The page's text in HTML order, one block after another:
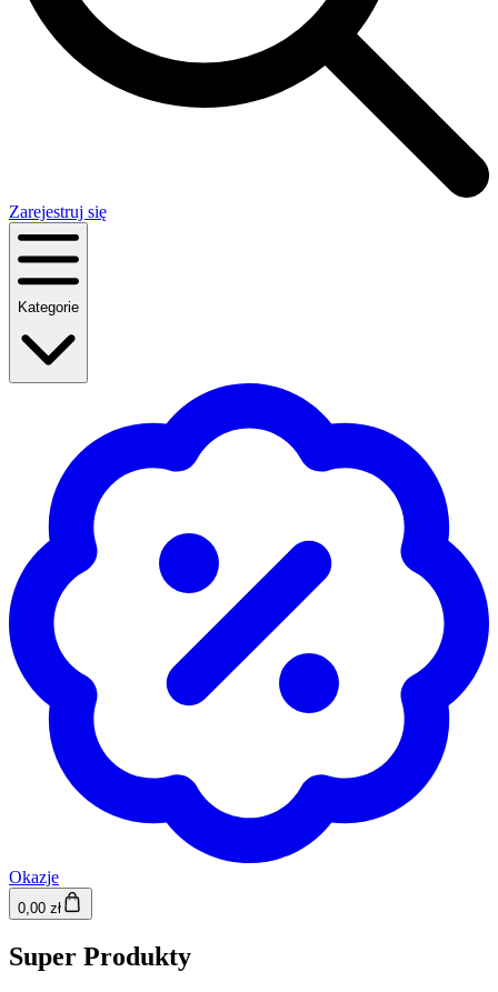
Zarejestruj się
Kategorie
Okazje
0,00 zł
Super Produkty